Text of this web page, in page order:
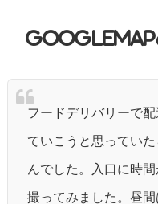
GoogleMAP
フードデリバリーで
ていこうと思ってい
んでした。入口に時
撮ってみました。昼間